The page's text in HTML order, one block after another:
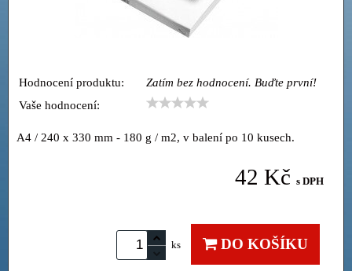
Hodnocení produktu:
Zatím bez hodnocení. Buďte první!
Vaše hodnocení:
A4 / 240 x 330 mm - 180 g / m2, v balení po 10 kusech.
42 Kč s DPH
ks DO KOŠÍKU